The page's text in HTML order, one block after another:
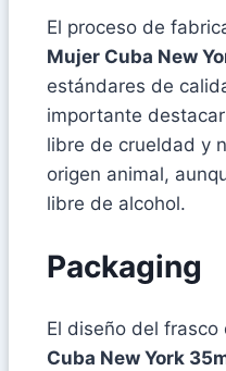
El proceso de
Mujer Cuba New
estándares de
importante
libre de crueldad y
origen animal,
libre de alcohol.
Packaging
El diseño del frasco
Cuba New York